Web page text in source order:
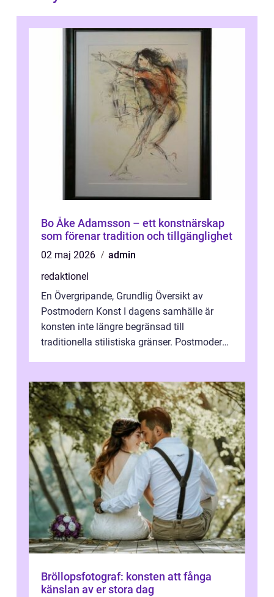
Bo Åke Adamsson – ett konstnärskap
som förenar tradition och tillgänglighet
02 maj 2026
admin
redaktionel
En Övergripande, Grundlig Översikt av
Postmodern Konst I dagens samhälle är
konsten inte längre begränsad till
traditionella stilistiska gränser. Postmodern
Bröllopsfotograf: konsten att fånga
känslan av er stora dag